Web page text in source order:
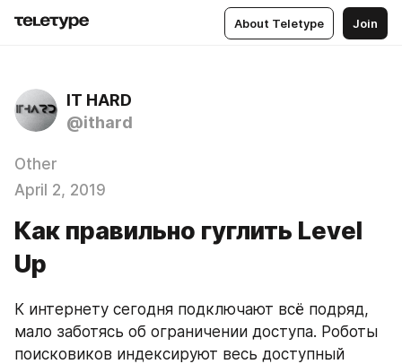
About Teletype Join
IT HARD
@ithard
Other
April 2, 2019
Как правильно гуглить Level
Up
К интернету сегодня подключают всё подряд,
мало заботясь об ограничении доступа. Роботы
поисковиков индексируют весь доступный